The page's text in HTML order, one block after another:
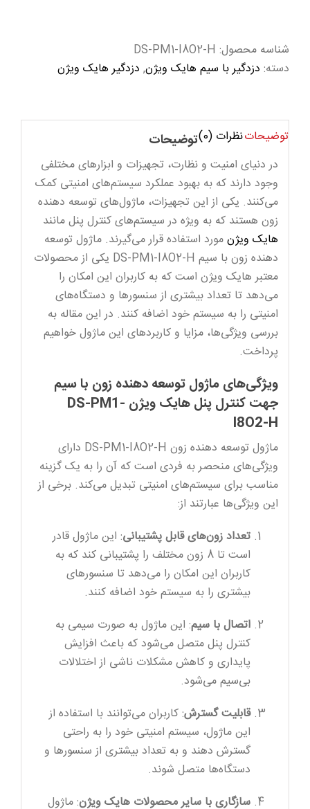
زون
با
کنترل
پنل
هایک
ویژن
DS-
PM1-
I8O2-
H
عدد
شناسه محصول: DS-PM1-I8O2-H
دسته: دزدگیر با سیم هایک ویژن, دزدگیر هایک ویژن
توضیحاتنظرات (0) توضیحات
در دنیای امنیت و نظارت، تجهیزات و ابزارهای مختلفی
وجود دارند که به بهبود عملکرد سیستم‌های امنیتی کمک
می‌کنند. یکی از این تجهیزات، ماژول‌های توسعه دهنده
زون هستند که به ویژه در سیستم‌های کنترل پنل مانند
هایک ویژنمورد استفاده قرار می‌گیرند. ماژول توسعه
دهنده زون با سیم DS-PM1-I8O2-H یکی از محصولات
معتبر هایک ویژن است که به کاربران این امکان را
می‌دهد تا تعداد بیشتری از سنسورها و دستگاه‌های
امنیتی را به سیستم خود اضافه کنند. در این مقاله به
بررسی ویژگی‌ها، مزایا و کاربردهای این ماژول خواهیم
پرداخت.
ویژگی‌های ماژول توسعه دهنده زون با سیم
جهت کنترل پنل هایک ویژن DS-PM1-
I8O2-H
ماژول توسعه دهنده زون DS-PM1-I8O2-H دارای
ویژگی‌های منحصر به فردی است که آن را به یک گزینه
مناسب برای سیستم‌های امنیتی تبدیل می‌کند. برخی از
این ویژگی‌ها عبارتند از:
تعداد زون‌های قابل پشتیبانی: این ماژول قادر
است تا 8 زون مختلف را پشتیبانی کند که به
کاربران این امکان را می‌دهد تا سنسورهای
بیشتری را به سیستم خود اضافه کنند.
اتصال با سیم: این ماژول به صورت سیمی به
کنترل پنل متصل می‌شود که باعث افزایش
پایداری و کاهش مشکلات ناشی از اختلالات
بی‌سیم می‌شود.
قابلیت گسترش: کاربران می‌توانند با استفاده از
این ماژول، سیستم امنیتی خود را به راحتی
گسترش دهند و به تعداد بیشتری از سنسورها و
دستگاه‌ها متصل شوند.
سازگاری با سایر محصولات هایک ویژن: ماژول